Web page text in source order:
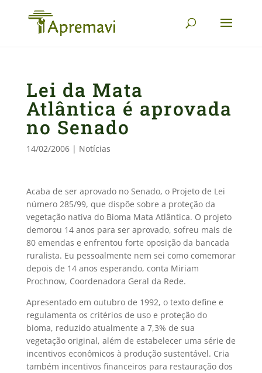
Lei da Mata
Atlântica é aprovada
no Senado
14/02/2006| Notícias
Acaba de ser aprovado no Senado, o Projeto de Lei
número 285/99, que dispõe sobre a proteção da
vegetação nativa do Bioma Mata Atlântica. O projeto
demorou 14 anos para ser aprovado, sofreu mais de
80 emendas e enfrentou forte oposição da bancada
ruralista. Eu pessoalmente nem sei como comemorar
depois de 14 anos esperando, conta Miriam
Prochnow, Coordenadora Geral da Rede.
Apresentado em outubro de 1992, o texto define e
regulamenta os critérios de uso e proteção do
bioma, reduzido atualmente a 7,3% de sua
vegetação original, além de estabelecer uma série de
incentivos econômicos à produção sustentável. Cria
também incentivos financeiros para restauração dos